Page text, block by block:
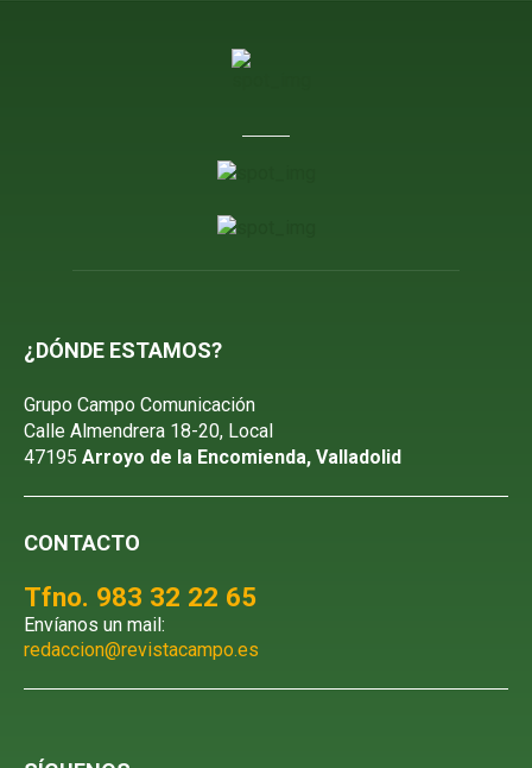
¿DÓNDE ESTAMOS?
Grupo Campo Comunicación
Calle Almendrera 18-20, Local
47195 Arroyo de la Encomienda, Valladolid
CONTACTO
Tfno. 983 32 22 65
Envíanos un mail:
redaccion@revistacampo.es